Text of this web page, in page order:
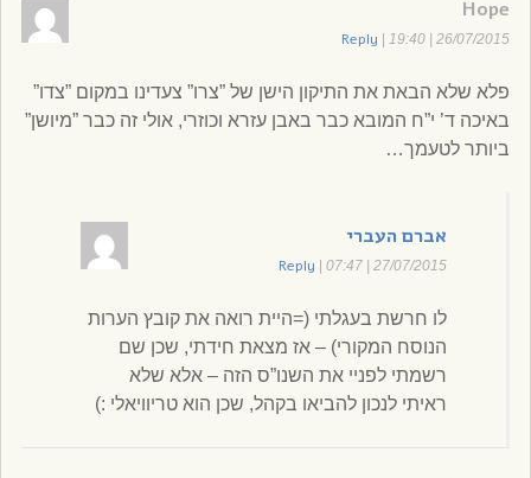
Hope
26/07/2015 | 19:40
Reply
פלא שלא הבאת את התיקון הישן של ”צרו” צעדינו במקום ”צדו”
באיכה ד’ י”ח המובא כבר באבן עזרא וכוזרי, אולי זה כבר ”מיושן”
ביותר לטעמך…
אברם העברי
27/07/2015 | 07:47
Reply
לו חרשת בעגלתי (=היית רואה את קובץ הערות
הנוסח המקורי) – אז מצאת חידתי, שכן שם
רשמתי לפניי את השנו”ס הזה – אלא שלא
ראיתי לנכון להביאו בקהל, שכן הוא טריוויאלי :)